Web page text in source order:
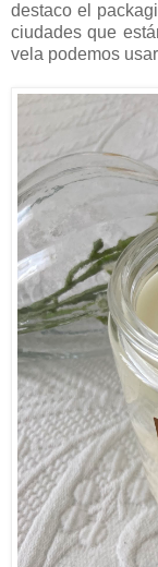
destaco el
ciudades que
vela podemos